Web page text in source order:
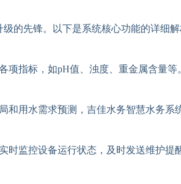
的先锋。以下是系统核心功能的详细解
指标，如pH值、浊度、重金属含量
用水需求预测，吉佳水务智慧水务系
监控设备运行状态，及时发送维护提